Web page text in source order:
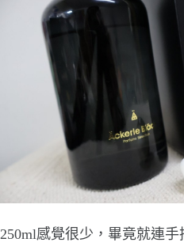
250ml感覺很少，畢竟就連手